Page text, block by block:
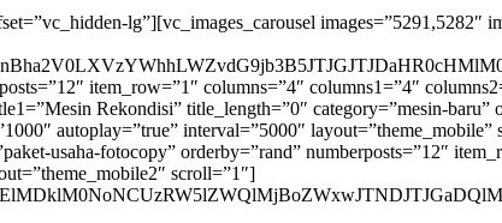
lg”][vc_images_carousel images=”5291,5282″
item_row=”1″ columns=”4″ columns1=”4″
Rekondisi” title_length=”0″ category=”mesin-baru”
autoplay=”true” interval=”5000″
usaha-fotocopy” orderby=”rand” numberposts=”12″
scroll=”1″]